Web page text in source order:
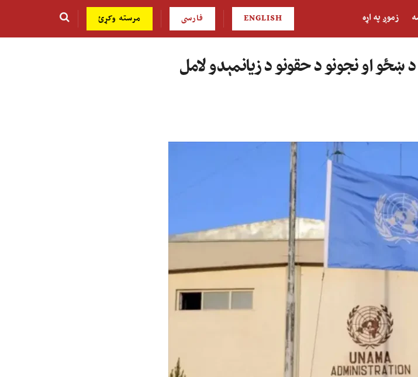
زموږ په اړه ENGLISH فارسی مرسته وکړئ
ښځو او نجونو د حقونو د زیانمېدو لامل